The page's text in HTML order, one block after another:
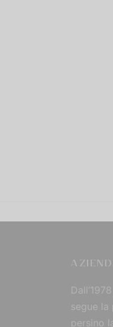
segue la
persino